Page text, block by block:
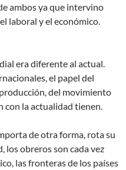
ambos ya que intervino
laboral y el económico.
era diferente al actual.
el papel del
del movimiento
con la actualidad tienen.
de otra forma, rota su
los obreros son cada vez
las fronteras de los países